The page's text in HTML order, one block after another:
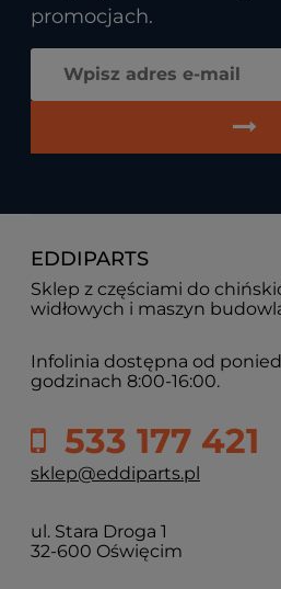
promocjach.
EDDIPARTS
Sklep z częściami do
widłowych i maszyn
Infolinia dostępna od
godzinach 8:00-16:00.
533 177 421
sklep@eddiparts.pl
ul. Stara Droga 1
32-600 Oświęcim